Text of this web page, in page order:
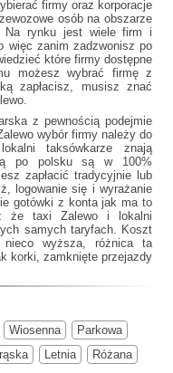
firmy oraz korporacje
osób na obszarze
Na rynku jest wiele firm i
więc zanim zadzwonisz po
które firmy dostępne
możesz wybrać firmę z
zapłacisz, musisz znać
z pewnością podejmie
wybór firmy należy do
taksówkarze znają
po polsku są w 100%
zapłacić tradycyjnie lub
logowanie się i wyrażanie
gotówki z konta jak ma to
że taxi Zalewoi lokalni
samych taryfach. Koszt
wyższa, różnica ta
korki, zamknięte przejazdy
Wiosenna
Parkowa
Letnia
Różana